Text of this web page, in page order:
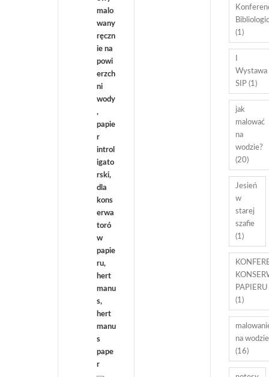
(1)
Wystawa
SIP (1)
jak
malować
na
wodzie?
(20)
Jesień
w
starej
szafie
(1)
(1)
na wodzie
(16)